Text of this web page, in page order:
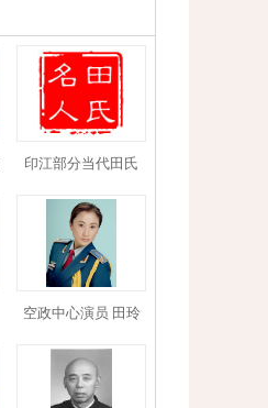
印江部分当代田氏
空政中心演员 田玲